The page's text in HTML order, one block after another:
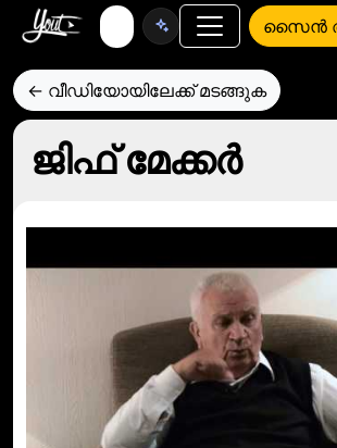
സൈൻ
← വീഡിയോയിലേക്ക് മടങ്ങുക
ജിഫ് മേക്കർ